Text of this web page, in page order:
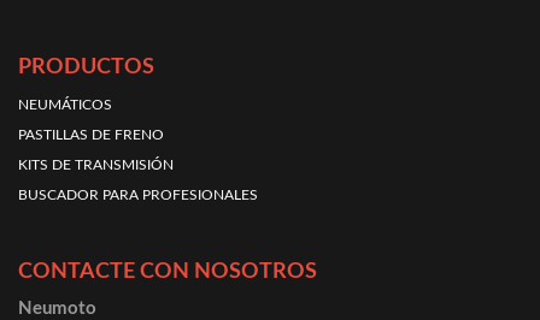
PRODUCTOS
NEUMÁTICOS
PASTILLAS DE FRENO
KITS DE TRANSMISIÓN
BUSCADOR PARA PROFESIONALES
CONTACTE CON NOSOTROS
Neumoto